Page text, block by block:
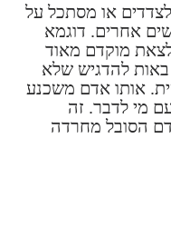
או מסתכל על
אחרים. דוגמא
מוקדם מאוד
באות להדגיש שלא
אותו אדם משכנע
מי לדבר. זה
הסובל מחרדה